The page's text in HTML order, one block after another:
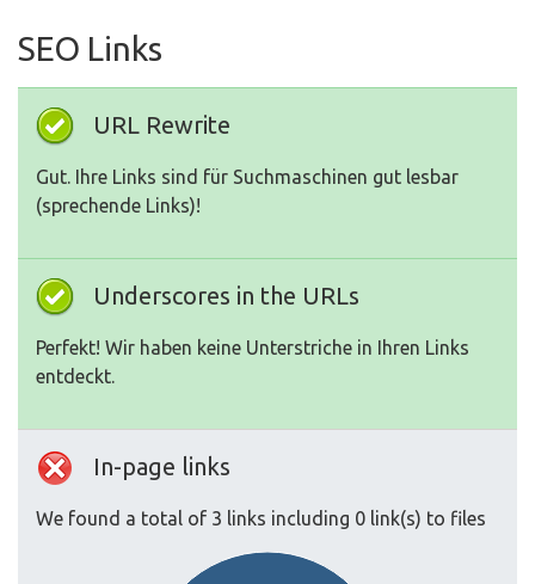
SEO Links
URL Rewrite
Gut. Ihre Links sind für Suchmaschinen gut lesbar
(sprechende Links)!
Underscores in the URLs
Perfekt! Wir haben keine Unterstriche in Ihren Links
entdeckt.
In-page links
We found a total of 3 links including 0 link(s) to files